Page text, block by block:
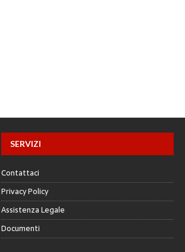
SERVIZI
Contattaci
Privacy Policy
Assistenza Legale
Documenti